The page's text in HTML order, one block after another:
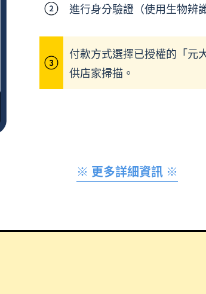
進行身分驗證（使用生物辨
付款方式選擇已授權的「元
供店家掃描。
※ 更多詳細資訊 ※